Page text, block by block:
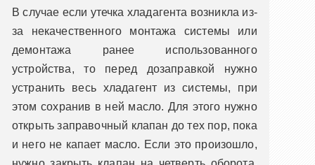
В случае если утечка хладагента возникла из-
за некачественного монтажа системы или
демонтажа ранее использованного
устройства, то перед дозаправкой нужно
устранить весь хладагент из системы, при
этом сохранив в ней масло. Для этого нужно
открыть заправочный клапан до тех пор, пока
и него не капает масло. Если это произошло,